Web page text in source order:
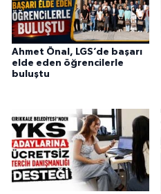
Ahmet Önal, LGS’de başarı
elde eden öğrencilerle
buluştu